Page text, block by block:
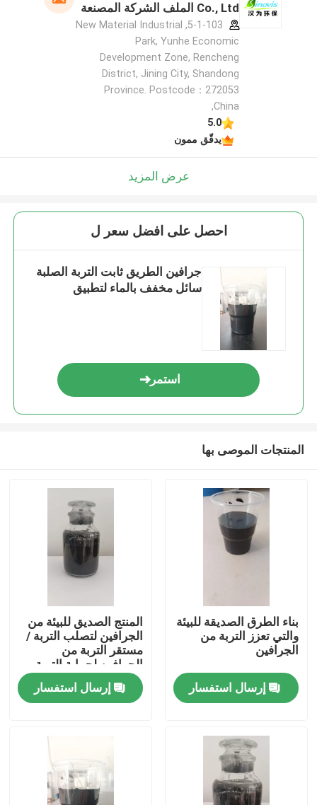
المنتجات
معلومات عنا
Co., Ltd الملف الشركة المصنعة
5-1-103, New Material Industrial
Park, Yunhe Economic
Development Zone, Rencheng
District, Jining City, Shandong
Province. Postcode：272053
,China
5.0
يدقّق ممون
عرض المزيد
احصل على افضل سعر ل
جرافين الطريق ثابت التربة الصلبة
سائل مخفف بالماء لتطبيق
استمر
المنتجات الموصى بها
بناء الطرق الصديقة للبيئة
والتي تعزز التربة من
الجرافين
إرسال استفسار
المنتج الصديق للبيئة من
الجرافين لتصلب التربة /
مستقر التربة من
الجرافين لحماية التربة
على المدى الطويل
إرسال استفسار